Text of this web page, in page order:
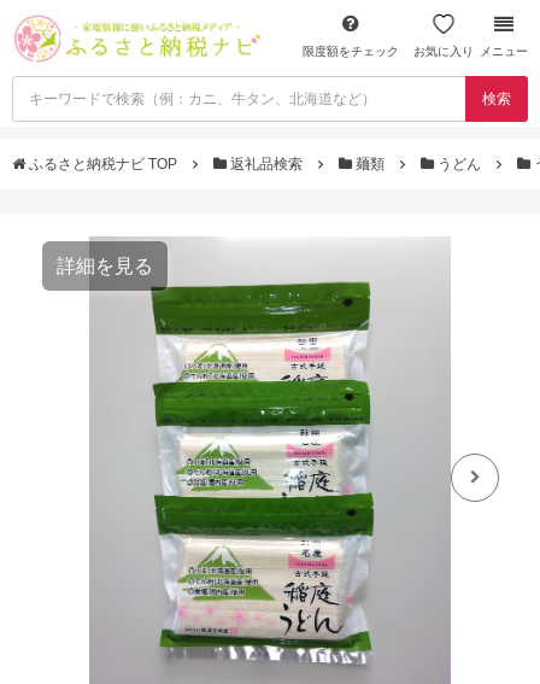
限度額をチェック お気に入り メニュー
検索
ふるさと納税ナビ TOP 返礼品検索 麺類 うどん
詳細を見る